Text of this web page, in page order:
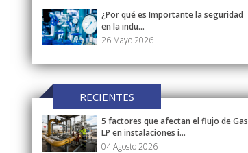
¿Por qué es Importante la seguridad
en la indu...
26 Mayo 2026
RECIENTES
5 factores que afectan el flujo de Gas
LP en instalaciones i...
04 Agosto 2026